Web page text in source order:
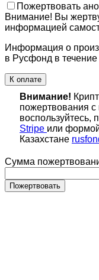
Пожертвовать
Внимание! Вы
информацией
Информация о
в Русфонд в течение
К оплате
Внимание!
пожертвования с
воспользуйтесь,
Stripe или
Казахстане
Сумма
Пожертвовать